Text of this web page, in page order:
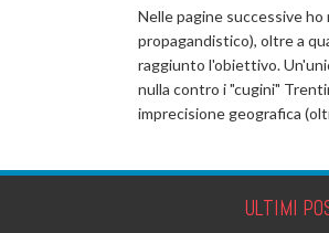
Nelle pagine successive
propagandistico), oltre a
raggiunto l'obiettivo.
nulla contro i "cugini"
imprecisione geografica
ULTIMI